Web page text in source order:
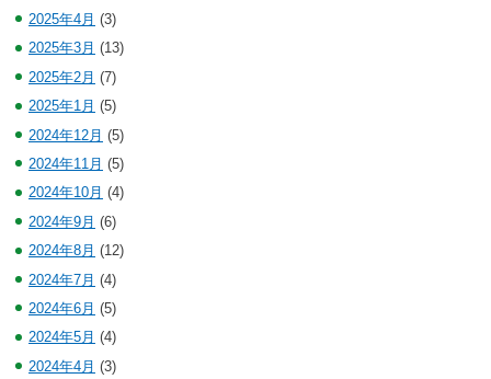
2025年4月 (3)
2025年3月 (13)
2025年2月 (7)
2025年1月 (5)
2024年12月 (5)
2024年11月 (5)
2024年10月 (4)
2024年9月 (6)
2024年8月 (12)
2024年7月 (4)
2024年6月 (5)
2024年5月 (4)
2024年4月 (3)